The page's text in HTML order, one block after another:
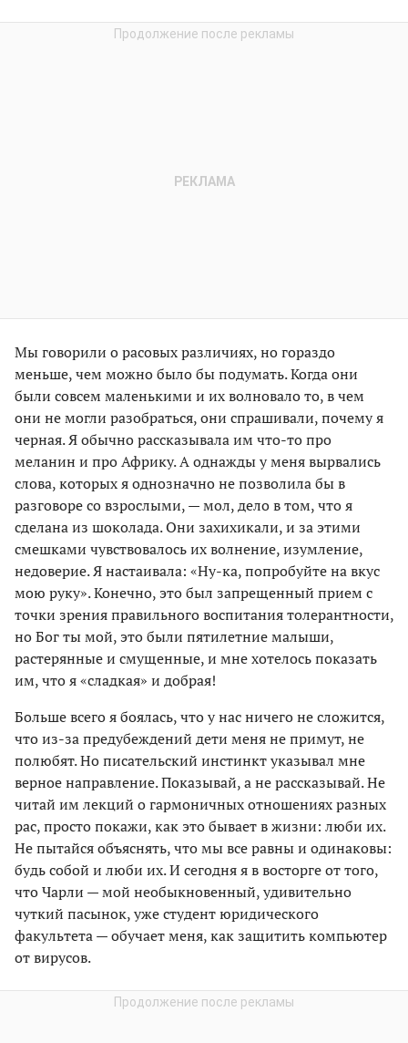
Мы говорили о расовых различиях, но гораздо
меньше, чем можно было бы подумать. Когда они
были совсем маленькими и их волновало то, в чем
они не могли разобраться, они спрашивали, почему я
черная. Я обычно рассказывала им что-то про
меланин и про Африку. А однажды у меня вырвались
слова, которых я однозначно не позволила бы в
разговоре со взрослыми, — мол, дело в том, что я
сделана из шоколада. Они захихикали, и за этими
смешками чувствовалось их волнение, изумление,
недоверие. Я настаивала: «Ну-ка, попробуйте на вкус
мою руку». Конечно, это был запрещенный прием с
точки зрения правильного воспитания толерантности,
но Бог ты мой, это были пятилетние малыши,
растерянные и смущенные, и мне хотелось показать
им, что я «сладкая» и добрая!
Больше всего я боялась, что у нас ничего не сложится,
что из-за предубеждений дети меня не примут, не
полюбят. Но писательский инстинкт указывал мне
верное направление. Показывай, а не рассказывай. Не
читай им лекций о гармоничных отношениях разных
рас, просто покажи, как это бывает в жизни: люби их.
Не пытайся объяснять, что мы все равны и одинаковы:
будь собой и люби их. И сегодня я в восторге от того,
что Чарли — мой необыкновенный, удивительно
чуткий пасынок, уже студент юридического
факультета — обучает меня, как защитить компьютер
от вирусов.